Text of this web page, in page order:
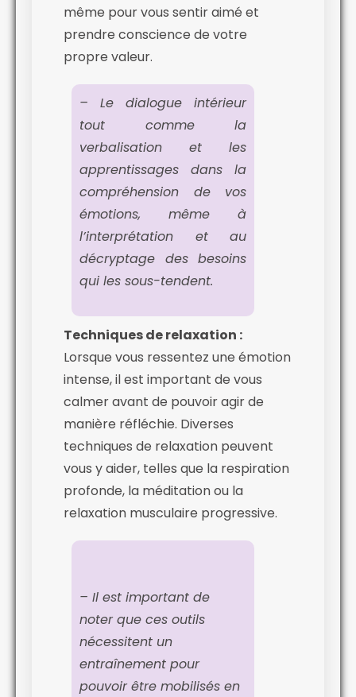
même pour vous sentir aimé et
prendre conscience de votre
propre valeur.
– Le dialogue intérieur
tout comme la
verbalisation et les
apprentissages dans la
compréhension de vos
émotions, même à
l’interprétation et au
décryptage des besoins
qui les sous-tendent.
Techniques de relaxation :
Lorsque vous ressentez une émotion
intense, il est important de vous
calmer avant de pouvoir agir de
manière réfléchie. Diverses
techniques de relaxation peuvent
vous y aider, telles que la respiration
profonde, la méditation ou la
relaxation musculaire progressive.
– Il est important de
noter que ces outils
nécessitent un
entraînement pour
pouvoir être mobilisés en